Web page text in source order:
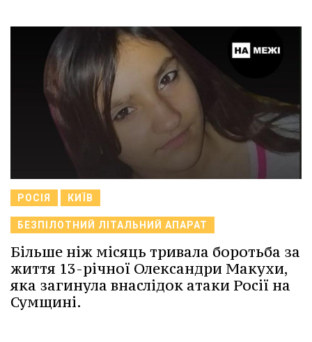
РОСІЯ КИЇВ
БЕЗПІЛОТНИЙ ЛІТАЛЬНИЙ АПАРАТ
Більше ніж місяць тривала боротьба за
життя 13-річної Олександри Макухи,
яка загинула внаслідок атаки Росії на
Сумщині.